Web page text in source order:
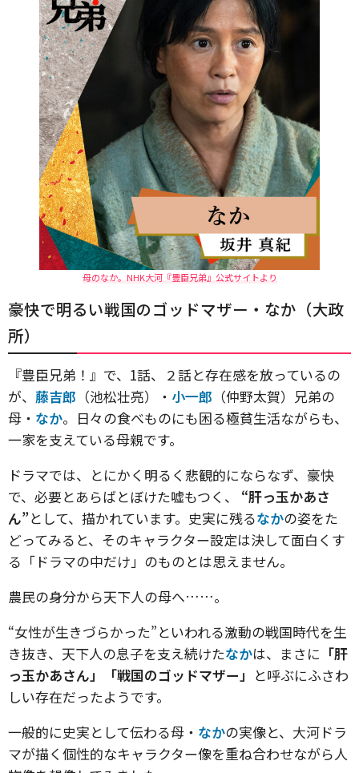
母のなか。NHK大河『豊臣兄弟』公式サイトより
豪快で明るい戦国のゴッドマザー・なか（大政
所）
『豊臣兄弟！』で、1話、２話と存在感を放っているの
が、 藤吉郎 （池松壮亮）・ 小一郎 （仲野太賀）兄弟の
母・ なか。日々の食べものにも困る極貧生活ながらも、
一家を支えている母親です。
ドラマでは、とにかく明るく悲観的にならなず、豪快
で、必要とあらばとぼけた嘘もつく、 “肝っ玉かあさ
ん”として、描かれています。史実に残るなかの姿をた
どってみると、そのキャラクター設定は決して面白くす
る「ドラマの中だけ」のものとは思えません。
農民の身分から天下人の母へ……。
“女性が生きづらかった”といわれる激動の戦国時代を生
き抜き、天下人の息子を支え続けたなかは、まさに 「肝
っ玉かあさん」「戦国のゴッドマザー」 と呼ぶにふさわ
しい存在だったようです。
一般的に史実として伝わる母・ なかの実像と、大河ドラ
マが描く個性的なキャラクター像を重ね合わせながら人